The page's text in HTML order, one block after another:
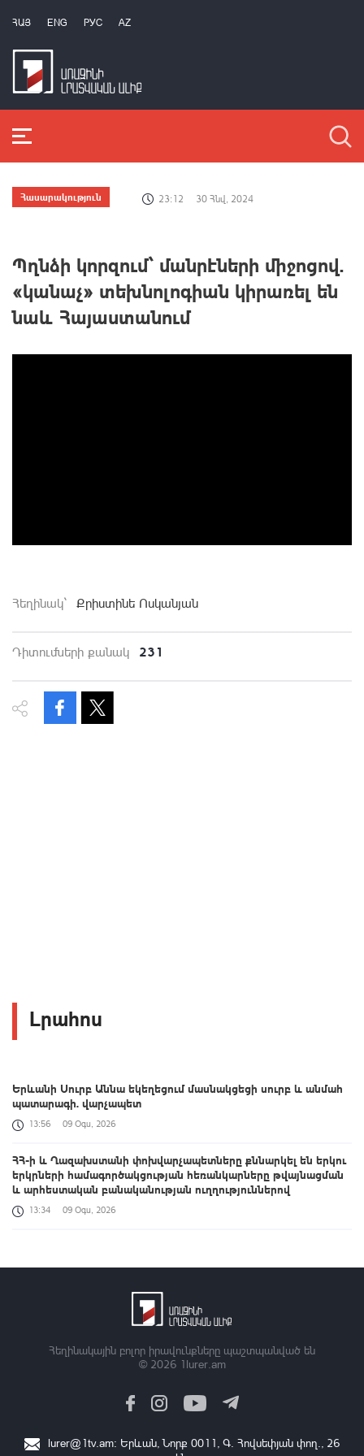
ՀԱՅ ENG РУС AZ
Հասարակություն 23:12 30 Հնվ, 2024
Պղնձի կորզում՝ մանրէների միջոցով.
«կանաչ» տեխնոլոգիան կիրառել են
նաև Հայաստանում
Հեղինակ` Քրիստինե Ոսկանյան
Դիտումների քանակ 231
Լրահոս
Երևանի Սուրբ Աննա եկեղեցում մասնակցեցի սուրբ և անմահ
պատարագի. վարչապետ
13:56 09 Օգս, 2026
ՀՀ-ի և Ղազախստանի փոխվարչապետները քննարկել են երկու
երկրների համագործակցության հեռանկարները թվայնացման
և արհեստական բանականության ուղղություններով
13:34 09 Օգս, 2026
Արգամ Աբրահամյանը կալանավորվել է. ՔԿ
Հեղինակային բոլոր իրավունքները պաշտպանված են
© 2026 1lurer.am
lurer@1tv.am։ Երևան, Նորք 0011, Գ․ Հովսեփյան փող., 26